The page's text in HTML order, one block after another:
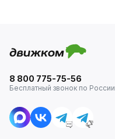
8 800 775-75-56
Бесплатный звонок по России